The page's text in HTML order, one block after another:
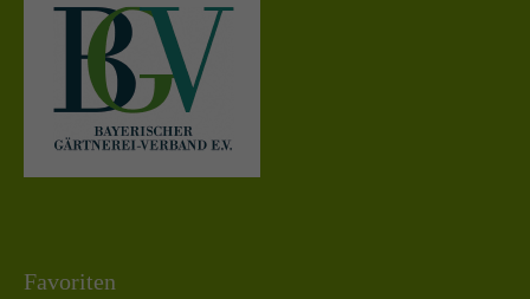
Mon - Fri 8:00am - 5:00pm
Get in touch
Cybersteel Inc.
376-293 City Road, Suite 600
+44 1234 567 890
Favoriten